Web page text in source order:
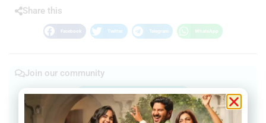
Share this
Facebook Twitter Telegram WhatsApp
Join our community
Join our Telegram Channel